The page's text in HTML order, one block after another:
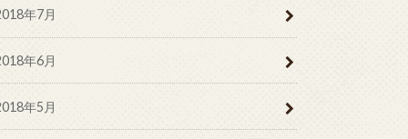
年7月
年6月
年5月